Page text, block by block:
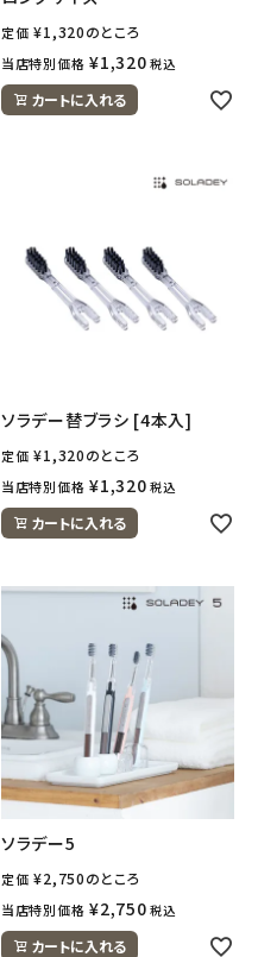
定価 ¥1,320のところ
当店特別価格 ¥1,320 税込
カートに入れる
ソラデー替ブラシ [4本入]
定価 ¥1,320のところ
当店特別価格 ¥1,320 税込
カートに入れる
ソラデー5
定価 ¥2,750のところ
当店特別価格 ¥2,750 税込
カートに入れる